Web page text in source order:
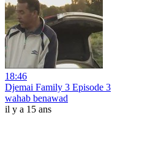
18:46
Djemai Family 3 Episode 3
wahab benawad
il y a 15 ans